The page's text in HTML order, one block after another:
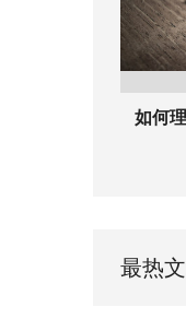
如何
最热